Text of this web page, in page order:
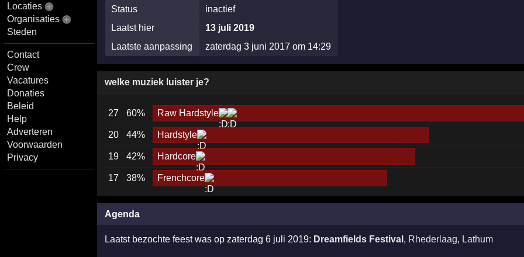
Locaties
Organisaties
Steden
Contact
Crew
Vacatures
Donaties
Beleid
Help
Adverteren
Voorwaarden
Privacy
Status
inactief
Laatst hier
13 juli 2019
Laatste aanpassing
zaterdag 3 juni 2017 om 14:29
welke muziek luister je?
27 60% Raw Hardstyle
20 44% Hardstyle
19 42% Hardcore
17 38% Frenchcore
Agenda
Laatst bezochte feest was op zaterdag 6 juli 2019: Dreamfields Festival , Rhederlaag, Lathum